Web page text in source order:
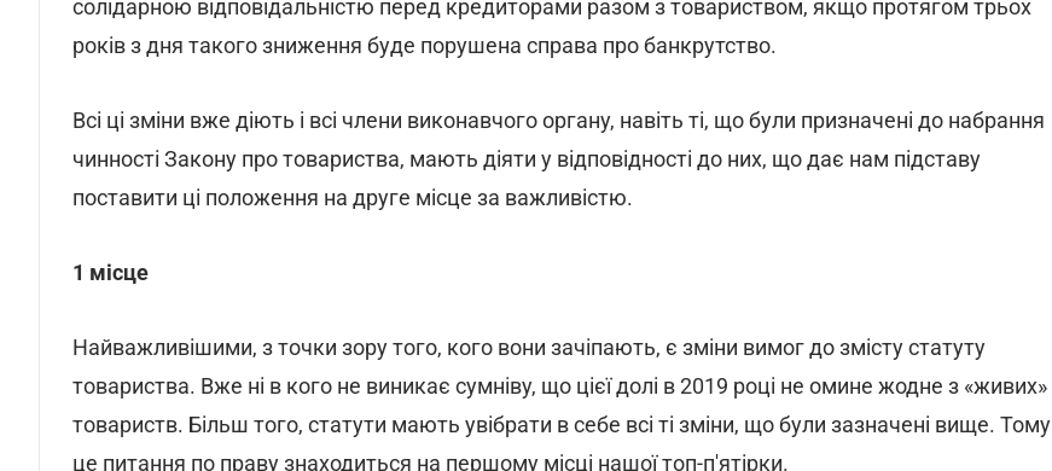
солідарною відповідальністю перед кредиторами разом з товариством, якщо протягом трьох
років з дня такого зниження буде порушена справа про банкрутство.
Всі ці зміни вже діють і всі члени виконавчого органу, навіть ті, що були призначені до набрання
чинності Закону про товариства, мають діяти у відповідності до них, що дає нам підставу
поставити ці положення на друге місце за важливістю.
1 місце
Найважливішими, з точки зору того, кого вони зачіпають, є зміни вимог до змісту статуту
товариства. Вже ні в кого не виникає сумніву, що цієї долі в 2019 році не омине жодне з «живих»
товариств. Більш того, статути мають увібрати в себе всі ті зміни, що були зазначені вище. Тому
це питання по праву знаходиться на першому місці нашої топ-п'ятірки.